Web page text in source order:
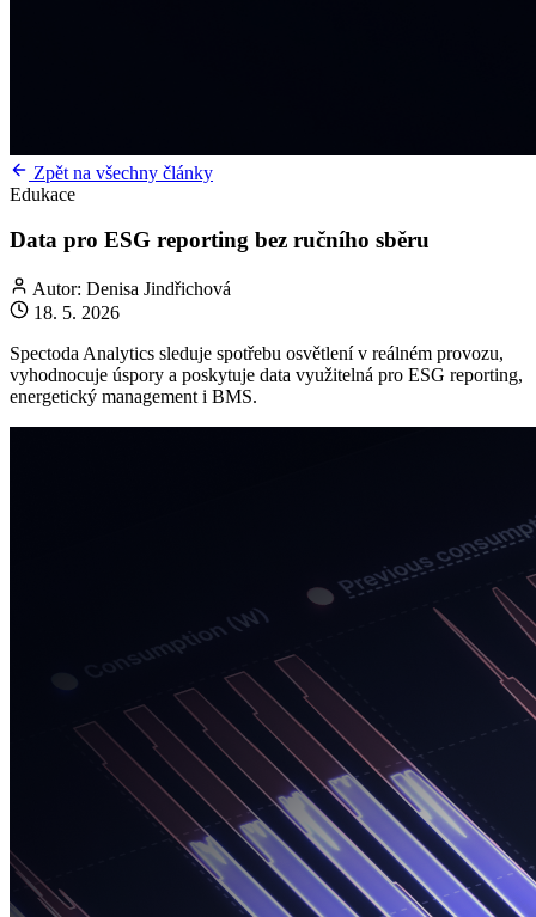
Zpět na všechny články
Edukace
Data pro ESG reporting bez ručního sběru
Autor: Denisa Jindřichová
18. 5. 2026
Spectoda Analytics sleduje spotřebu osvětlení v reálném provozu,
vyhodnocuje úspory a poskytuje data využitelná pro ESG reporting,
energetický management i BMS.